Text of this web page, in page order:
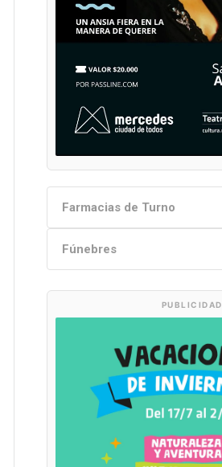
Farmacias de Turno
Fúnebres
PUBLICIDAD